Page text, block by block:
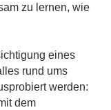
zu lernen, wie
eines
rund ums
werden:
dem